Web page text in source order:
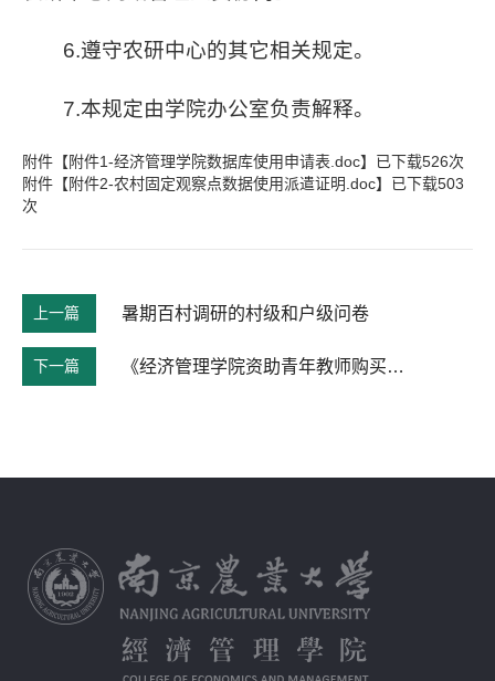
6.遵守农研中心的其它相关规定。
7.本规定由学院办公室负责解释。
附件【附件1-经济管理学院数据库使用申请表.doc】已下载526次
附件【附件2-农村固定观察点数据使用派遣证明.doc】已下载503
次
上一篇 暑期百村调研的村级和户级问卷
下一篇 《经济管理学院资助青年教师购买数据库暂行办法》